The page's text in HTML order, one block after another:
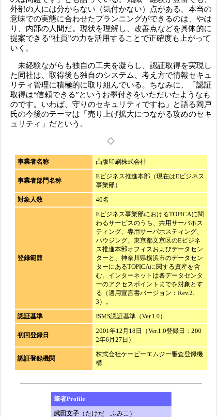
外部の人には分からない（気付かない）点がある。本当の
意味での実態に合わせたプランニングができるのは、やは
り、内部の人間だ。現状を理解し、改善点などを具体的に
提案できる“社員”の力を活用することで正確度も上がって
いく。
未経験ながらも独自の工夫を凝らし、認証取得を実現し
た同社は、取得後も独自のシステム、考え方で情報セキュ
リティ管理に積極的に取り組んでいる。ちなみに、「認証
取得は“信頼できる”というお墨付きをいただいたようなも
のです。いわば、守りのセキュリティですね」と語る岡戸
氏の今後のテーマは「売り上げ拡大につながる攻めのセキ
ュリティ」だという。
◇
事業者名称 凸版印刷株式会社
事業者部門名称
Eビジネス推進本部（現在はEビジネス
事業部）
対象人数
40名
登録範囲
Eビジネス事業部におけるTOPICAに関
わるサービスのうち、共用サーバホス
ティング、専用サーバホスティング、
ハウジング。東京都文京区のEビジネ
ス推進本部オフィスおよびデータセン
ターと、神奈川県横浜市のデータセン
ターにあるTOPICAに関する資産を含
む。インターネットは各データセンタ
ーのアクセスポイントまでを対象とす
る（適用宣言書バージョン：Rev.2.
3）。
認証基準
ISMS認証基準（Ver.1.0）
初回登録日
2001年12月18日（Ver.1.0登録日：200
2年6月27日）
認証登録機関
株式会社ケーピーエムジー審査登録機
構
筆者Profile
武田文子（たけだ ふみこ）